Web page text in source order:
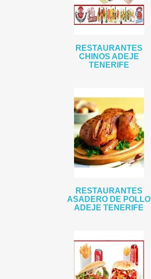
RESTAURANTES
CHINOS ADEJE
TENERIFE
RESTAURANTES
ASADERO DE POLLO
ADEJE TENERIFE